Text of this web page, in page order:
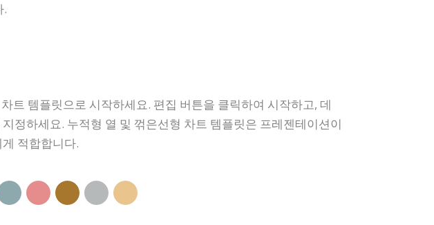
.
트 템플릿으로 시작하세요. 편집 버튼을 클릭하여 시작하고, 데
정하세요. 누적형 열 및 꺾은선형 차트 템플릿은 프레젠테이션이
적합합니다.